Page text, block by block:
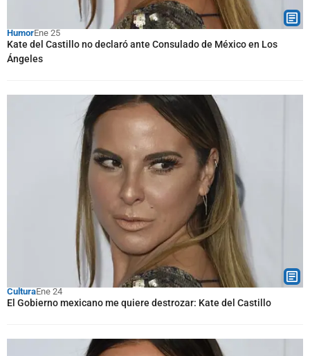
HumorEne 25
Kate del Castillo no declaró ante Consulado de México en Los
Ángeles
CulturaEne 24
El Gobierno mexicano me quiere destrozar: Kate del Castillo